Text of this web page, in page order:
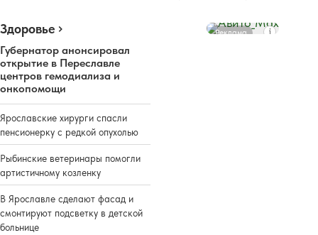
Здоровье
Губернатор анонсировал
открытие в Переславле
центров гемодиализа и
онкопомощи
Ярославские хирурги спасли
пенсионерку с редкой опухолью
Рыбинские ветеринары помогли
артистичному козленку
В Ярославле сделают фасад и
смонтируют подсветку в детской
больнице
Реклама